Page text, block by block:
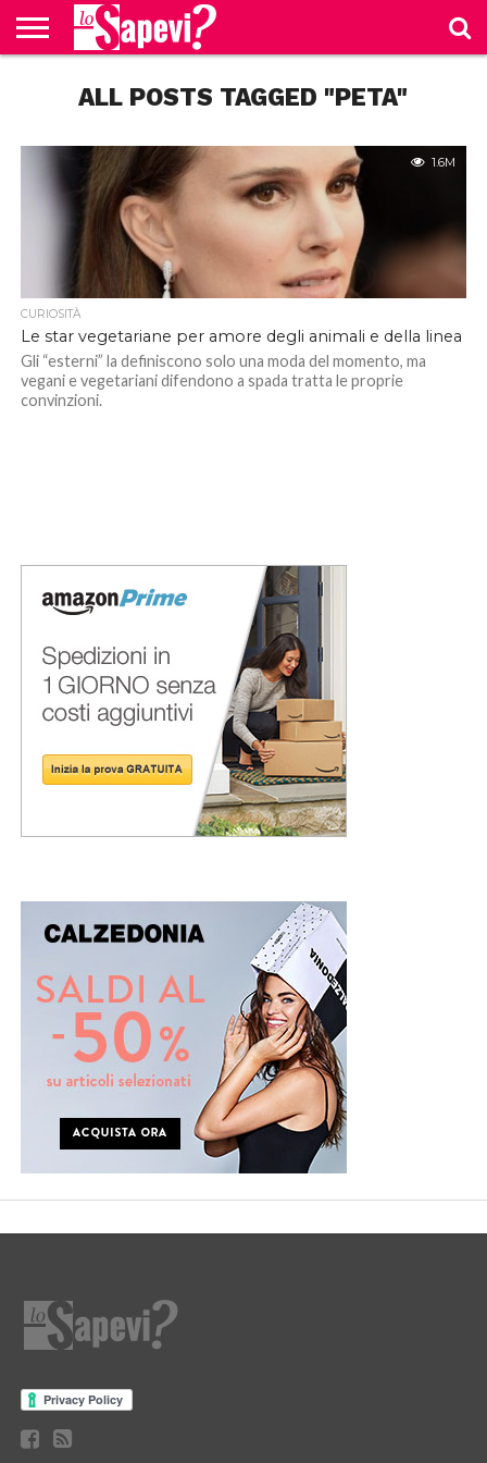
BENESSERE
GOSSIP
PRODOTTI
AMAZON
NEWS
CASA E
CUCINAALL POSTS TAGGED "PETA"
1.6M
CURIOSITÀ
Le star vegetariane per amore degli animali e della linea
Gli “esterni” la definiscono solo una moda del momento, ma
vegani e vegetariani difendono a spada tratta le proprie
convinzioni.